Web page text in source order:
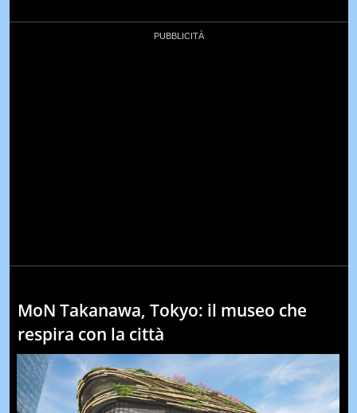
MoN Takanawa, Tokyo: il museo che
respira con la città